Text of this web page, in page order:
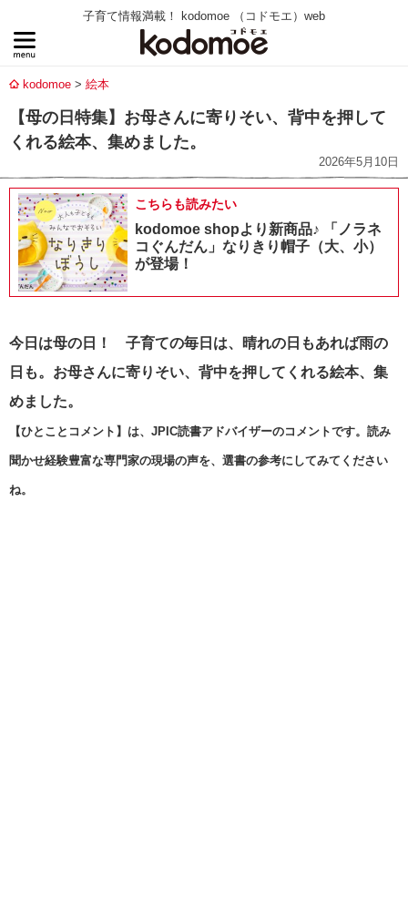
子育て情報満載！ kodomoe （コドモエ）web
kodomoe 絵本
【母の日特集】お母さんに寄りそい、背中を押して
くれる絵本、集めました。
2026年5月10日
こちらも読みたい
kodomoe shopより新商品♪ 「ノラネ
コぐんだん」なりきり帽子（大、小）
が登場！
今日は母の日！ 子育ての毎日は、晴れの日もあれば雨の
日も。お母さんに寄りそい、背中を押してくれる絵本、集
めました。
【ひとことコメント】は、JPIC読書アドバイザーのコメントです。読み
聞かせ経験豊富な専門家の現場の声を、選書の参考にしてみてください
ね。